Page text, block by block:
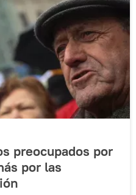
preocupados por
por las